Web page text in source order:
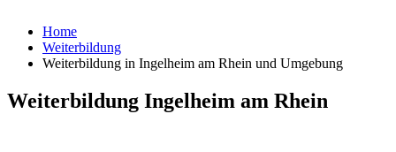
Home
Weiterbildung
Weiterbildung in Ingelheim am Rhein und Umgebung
Weiterbildung Ingelheim am Rhein